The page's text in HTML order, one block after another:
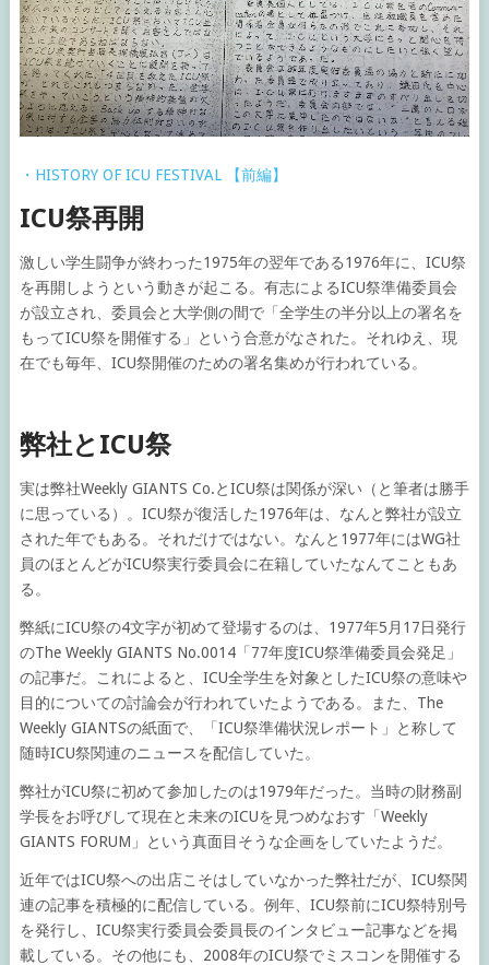
・HISTORY OF ICU FESTIVAL 【前編】
ICU祭再開
激しい学生闘争が終わった1975年の翌年である1976年に、ICU祭
を再開しようという動きが起こる。有志によるICU祭準備委員会
が設立され、委員会と大学側の間で「全学生の半分以上の署名を
もってICU祭を開催する」という合意がなされた。それゆえ、現
在でも毎年、ICU祭開催のための署名集めが行われている。
弊社とICU祭
実は弊社Weekly GIANTS Co.とICU祭は関係が深い（と筆者は勝手
に思っている）。ICU祭が復活した1976年は、なんと弊社が設立
された年でもある。それだけではない。なんと1977年にはWG社
員のほとんどがICU祭実行委員会に在籍していたなんてこともあ
る。
弊紙にICU祭の4文字が初めて登場するのは、1977年5月17日発行
のThe Weekly GIANTS No.0014「77年度ICU祭準備委員会発足」
の記事だ。これによると、ICU全学生を対象としたICU祭の意味や
目的についての討論会が行われていたようである。また、The
Weekly GIANTSの紙面で、「ICU祭準備状況レポート」と称して
随時ICU祭関連のニュースを配信していた。
弊社がICU祭に初めて参加したのは1979年だった。当時の財務副
学長をお呼びして現在と未来のICUを見つめなおす「Weekly
GIANTS FORUM」という真面目そうな企画をしていたようだ。
近年ではICU祭への出店こそはしていなかった弊社だが、ICU祭関
連の記事を積極的に配信している。例年、ICU祭前にICU祭特別号
を発行し、ICU祭実行委員会委員長のインタビュー記事などを掲
載している。その他にも、2008年のICU祭でミスコンを開催する